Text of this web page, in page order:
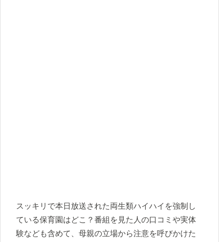
スッキリで本日放送された両生類ハイハイを強制し
ている保育園はどこ？番組を見た人の口コミや実体
験なども含めて、母親の立場から注意を呼びかけた